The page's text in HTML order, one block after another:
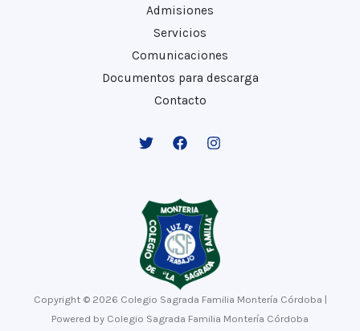
Admisiones
Servicios
Comunicaciones
Documentos para descarga
Contacto
Copyright © 2026 Colegio Sagrada Familia Montería Córdoba |
Powered by Colegio Sagrada Familia Montería Córdoba